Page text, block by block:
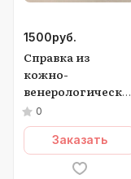
1500руб.
Справка из
кожно-
диспансера (КВД)
0
Заказать